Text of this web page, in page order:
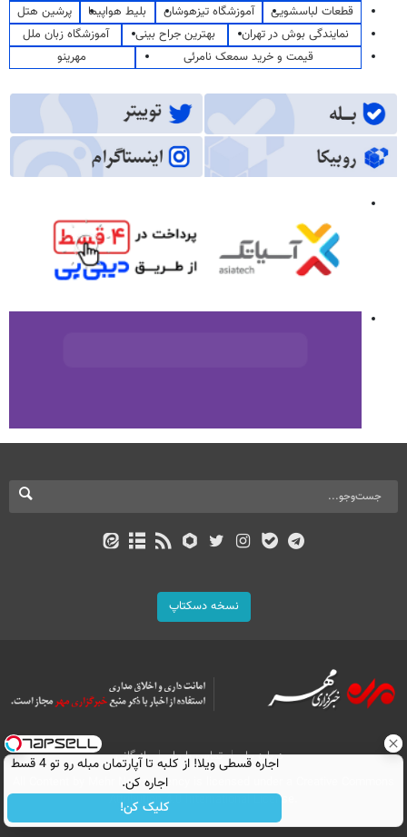
قطعات لباسشویی
آموزشگاه تیزهوشان بلیط هواپیما
پرشین هتل
نمایندگی بوش در تهران
بهترین جراح بینی
آموزشگاه زبان ملل
قیمت و خرید سمعک نامرئی
مهرینو
نسخه دسکتاپ
درباره ما تماس با ما
بازرگانی
All Content by Mehr News Agency is licensed under a Creative Commons
Attribution 4.0 International License.
اجاره‌ قسطی ویلا! از کلبه تا آپارتمان مبله رو تو 4 قسط
اجاره کن.
کلیک کن!